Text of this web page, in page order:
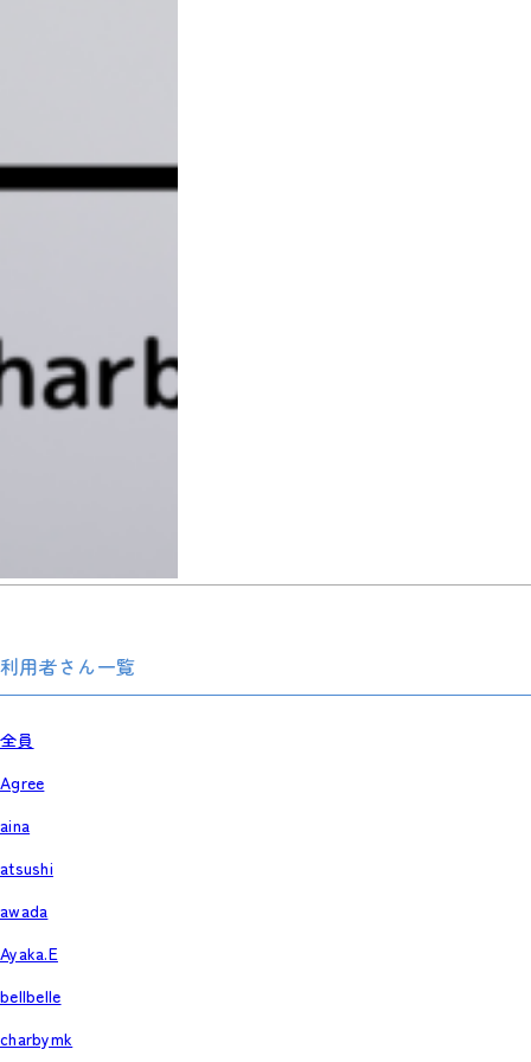
利用者さん一覧
全員
Agree
aina
atsushi
awada
Ayaka.E
bellbelle
charbymk